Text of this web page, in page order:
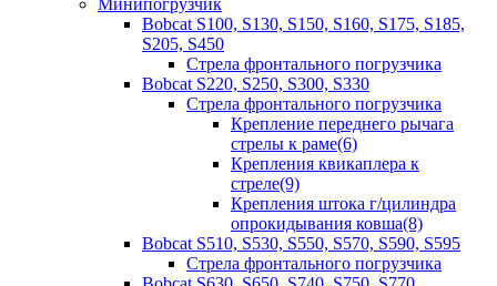
Минипогрузчик
Bobcat S100, S130, S150, S160, S175, S185,
S205, S450
Стрела фронтального погрузчика
Bobcat S220, S250, S300, S330
Стрела фронтального погрузчика
Крепление переднего рычага
стрелы к раме(6)
Крепления квикаплера к
стреле(9)
Крепления штока г/цилиндра
опрокидывания ковша(8)
Bobcat S510, S530, S550, S570, S590, S595
Стрела фронтального погрузчика